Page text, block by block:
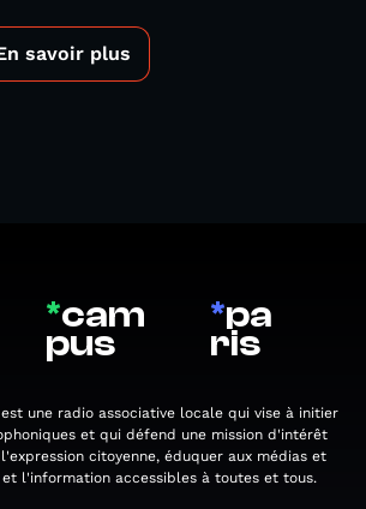
savoir plus
*cam
pus
*pa
ris
est une radio associative locale qui vise à initier
et qui défend une mission d'intérêt
citoyenne, éduquer aux médias et
l'information accessibles à toutes et tous.